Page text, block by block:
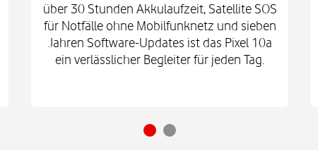
über 30 Stunden Akkulaufzeit, Satellite SOS
für Notfälle ohne Mobilfunknetz und sieben
Jahren Software-Updates ist das Pixel 10a
ein verlässlicher Begleiter für jeden Tag.